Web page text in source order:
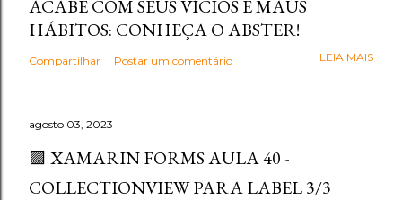
ACABE COM SEUS VÍCIOS E MAUS
HÁBITOS: CONHEÇA O ABSTER!
Compartilhar Postar um comentário LEIA MAIS
agosto 03, 2023
🟪 XAMARIN FORMS AULA 40 -
COLLECTIONVIEW PARA LABEL 3/3